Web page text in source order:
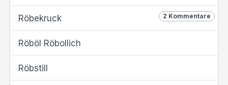
2 Kommentare
Röbekruck
Röböl Röbollich
Röbstill